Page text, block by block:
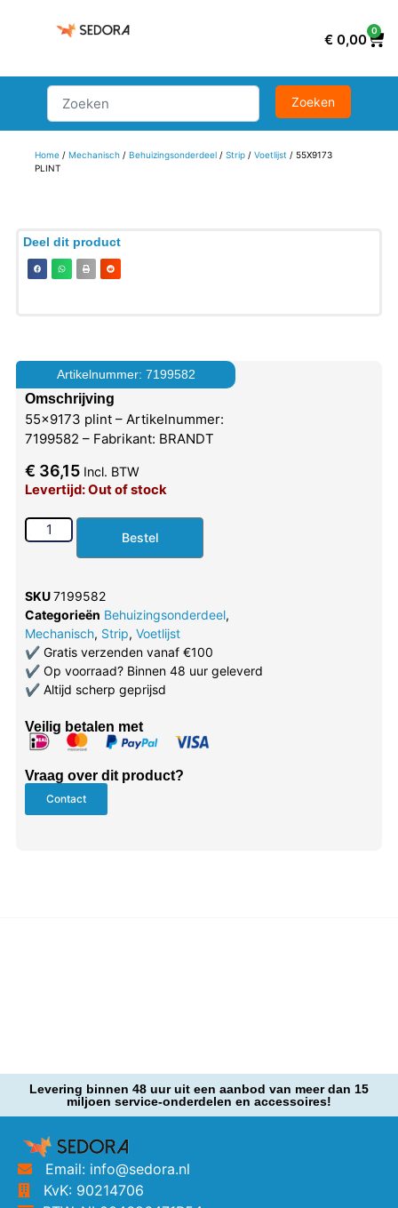
€ 0,00
0
Home/ Mechanisch/ Behuizingsonderdeel/ Strip/ Voetlijst / 55X9173
PLINT
Deel dit product
Artikelnummer: 7199582
Omschrijving
55×9173 plint – Artikelnummer:
7199582 – Fabrikant: BRANDT
€ 36,15 Incl. BTW
Levertijd: Out of stock
Bestel
SKU7199582
Categorieën Behuizingsonderdeel,
Mechanisch, Strip, Voetlijst
✔Gratis verzenden vanaf €100
✔Op voorraad? Binnen 48 uur geleverd
✔Altijd scherp geprijsd
Veilig betalen met
Vraag over dit product?
Contact
Levering binnen 48 uur uit een aanbod van meer dan 15
miljoen service-onderdelen en accessoires!
Email: info@sedora.nl
KvK: 90214706